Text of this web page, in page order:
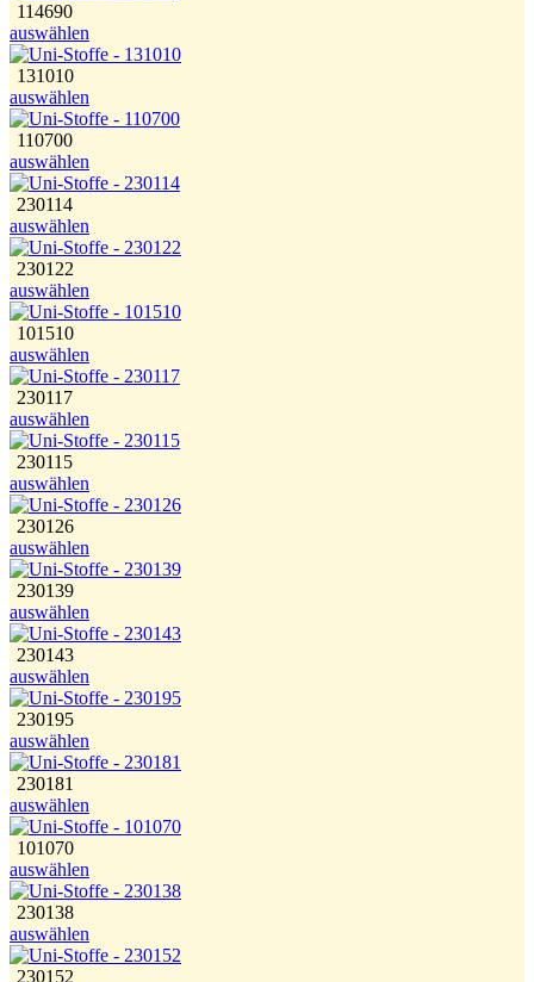
114690
auswählen
131010
auswählen
110700
auswählen
230114
auswählen
230122
auswählen
101510
auswählen
230117
auswählen
230115
auswählen
230126
auswählen
230139
auswählen
230143
auswählen
230195
auswählen
230181
auswählen
101070
auswählen
230138
auswählen
230152